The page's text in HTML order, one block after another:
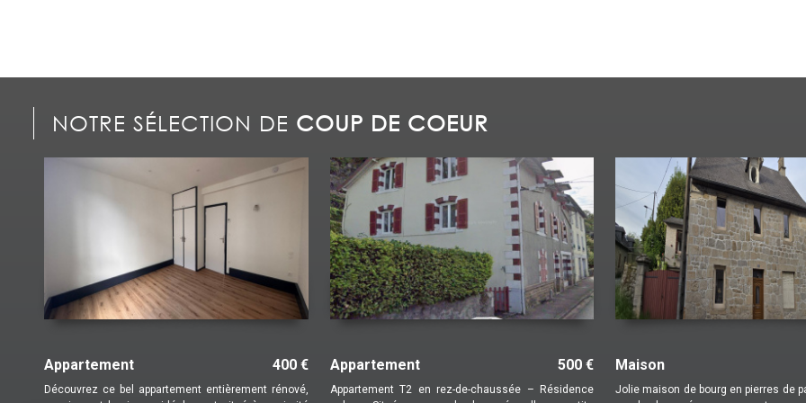
NOTRE SÉLECTION DE COUP DE COEUR
Appartement 500 €
Appartement T2 en rez-de-chaussée – Résidence
Maison 138 000 €
Jolie maison de bourg en pierres de pays, élevée sur
Appartement
Un premier achat ou un